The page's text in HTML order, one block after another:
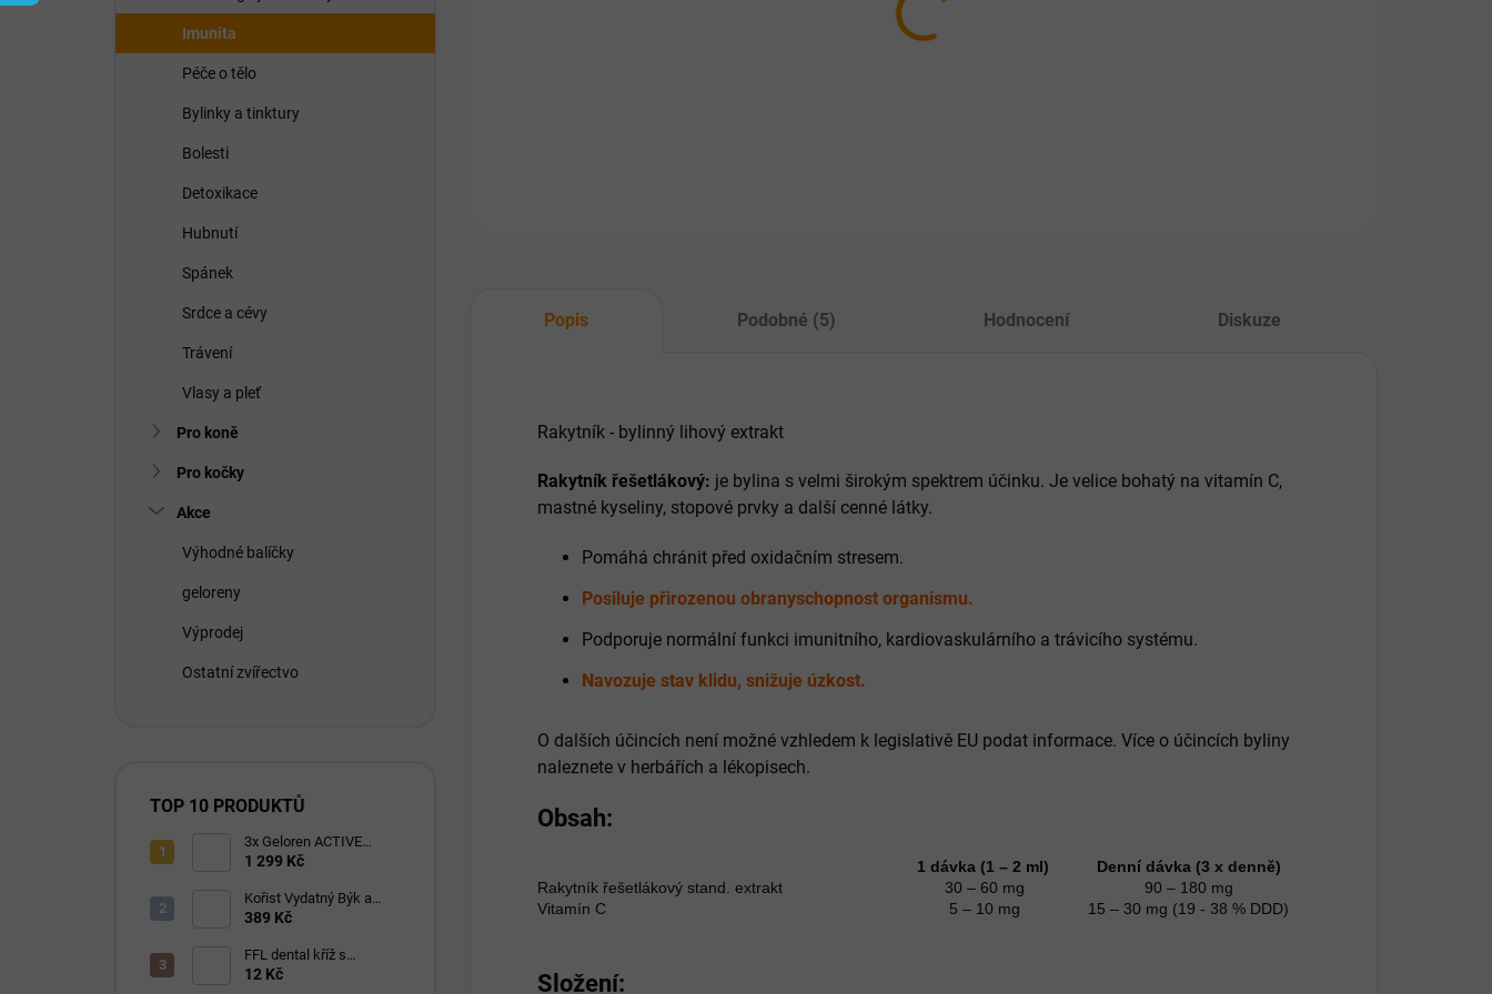
a
Imunita
Péče o tělo
Bylinky a tinktury
Bolesti
Detoxikace
Hubnutí
Spánek
Srdce a cévy
Trávení
Vlasy a pleť
Pro koně
Pro kočky
Akce
Výhodné balíčky
geloreny
Výprodej
Ostatní zvířectvo
TOP 10 PRODUKTŮ
3x Geloren ACTIVE
pomeranč 400g (3x90
1 299 Kč
Kořist Vydatný Býk a
Krocan pro aktivní psy
389 Kč
FFL dental kříž s
eukalyptem 1 ks
12 Kč
Popis Podobné (5) Hodnocení Diskuze
Rakytník - bylinný lihový extrakt
Rakytník řešetlákový: je bylina s velmi širokým spektrem účinku. Je velice bohatý na vitamín C,
mastné kyseliny, stopové prvky a další cenné látky.
Pomáhá chránit před oxidačním stresem.
Posiluje přirozenou obranyschopnost organismu.
Podporuje normální funkci imunitního, kardiovaskulárního a trávicího systému.
Navozuje stav klidu, snižuje úzkost.
O dalších účincích není možné vzhledem k legislativě EU podat informace. Více o účincích byliny
naleznete v herbářích a lékopisech.
Obsah:
1 dávka (1 – 2 ml)
Denní dávka (3 x denně)
Rakytník řešetlákový stand. extrakt
30 – 60 mg
90 – 180 mg
Vitamín C
5 – 10 mg 15 – 30 mg (19 - 38 % DDD)
Složení: